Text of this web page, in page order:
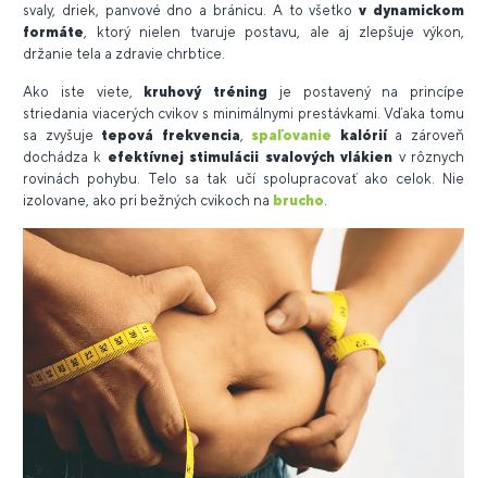
svaly, driek, panvové dno a bránicu. A to všetkov dynamickom
formáte , ktorý nielen tvaruje postavu, ale aj zlepšuje výkon,
držanie tela a zdravie chrbtice.
Ako iste viete, kruhový tréning je postavený na princípe
striedania viacerých cvikov s minimálnymi prestávkami. Vďaka tomu
sa zvyšuje tepová frekvencia spaľovanie kalóriía zároveň
dochádza k efektívnej stimulácii svalových vlákien v rôznych
rovinách pohybu. Telo sa tak učí spolupracovať ako celok. Nie
izolovane, ako pri bežných cvikoch na brucho